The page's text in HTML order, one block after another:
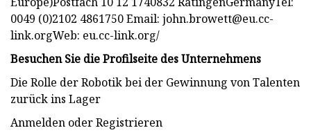
0049 (0)2102 4861750 Email: john.browett@eu.cc-
link.orgWeb: eu.cc-link.org/
Besuchen Sie die Profilseite des Unternehmens
Die Rolle der Robotik bei der Gewinnung von Talenten
zurück ins Lager
Anmelden oder Registrieren